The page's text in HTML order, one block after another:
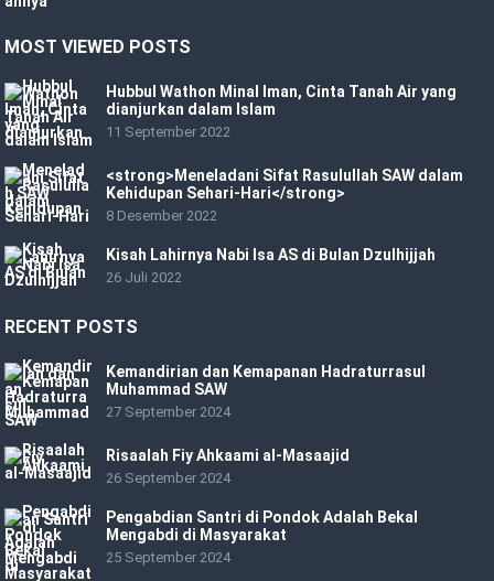
MOST VIEWED POSTS
Hubbul Wathon Minal Iman, Cinta Tanah Air yang
dianjurkan dalam Islam
11 September 2022
<strong>Meneladani Sifat Rasulullah SAW dalam
Kehidupan Sehari-Hari</strong>
8 Desember 2022
Kisah Lahirnya Nabi Isa AS di Bulan Dzulhijjah
26 Juli 2022
RECENT POSTS
Kemandirian dan Kemapanan Hadraturrasul
Muhammad SAW
27 September 2024
Risaalah Fiy Ahkaami al-Masaajid
26 September 2024
Pengabdian Santri di Pondok Adalah Bekal
Mengabdi di Masyarakat
25 September 2024